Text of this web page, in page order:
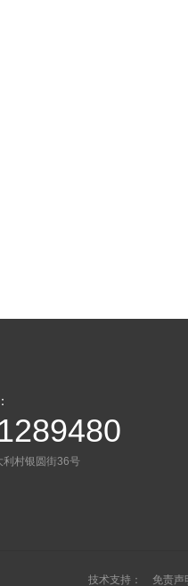
利村银圆街36号
技术支持： 免责声